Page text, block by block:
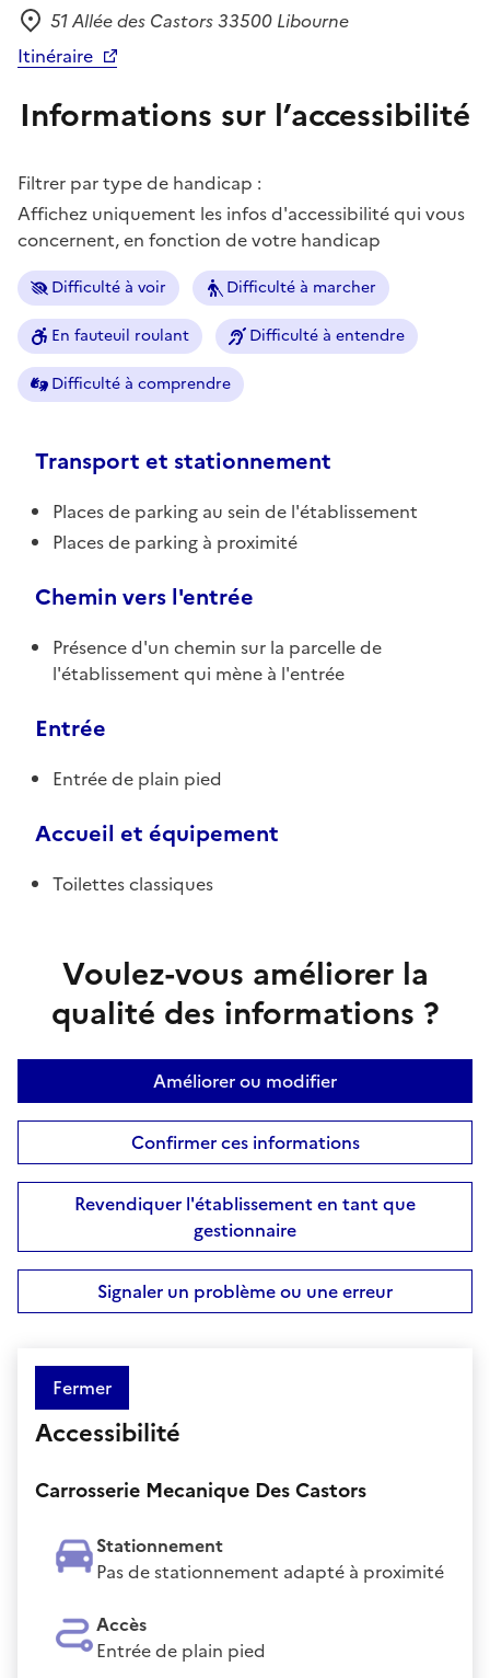
Adresse
51 Allée des Castors 33500 Libourne
Itinéraire
Informations sur l’accessibilité
Filtrer par type de handicap :
Affichez uniquement les infos d'accessibilité qui vous
concernent, en fonction de votre handicap
Difficulté à voir Difficulté à marcher
En fauteuil roulant Difficulté à entendre
Difficulté à comprendre
Transport et stationnement
Places de parking au sein de l'établissement
Places de parking à proximité
Chemin vers l'entrée
Présence d'un chemin sur la parcelle de
l'établissement qui mène à l'entrée
Entrée
Entrée de plain pied
Accueil et équipement
Toilettes classiques
Voulez-vous améliorer la
qualité des informations ?
Améliorer ou modifier
Confirmer ces informations
Revendiquer l'établissement en tant que
gestionnaire
Signaler un problème ou une erreur
Fermer
Accessibilité
Carrosserie Mecanique Des Castors
Stationnement
Pas de stationnement adapté à proximité
Accès
Entrée de plain pied